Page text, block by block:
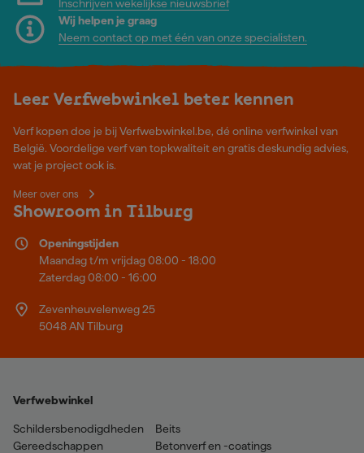
Inschrijven wekelijkse nieuwsbrief
Wij helpen je graag
Neem contact op met één van onze specialisten.
Leer Verfwebwinkel beter kennen
Verf kopen doe je bij Verfwebwinkel.be, dé online verfwinkel van
België. Voordelige verf van topkwaliteit en gratis deskundig advies,
wat je project ook is.
Meer over ons
Showroom in Tilburg
Openingstijden
Maandag t/m vrijdag 08:00 - 18:00
Zaterdag 08:00 - 16:00
Zevenheuvelenweg 25
5048 AN Tilburg
Verfwebwinkel
Schildersbenodigdheden
Gereedschappen
Beits
Betonverf en -coatings